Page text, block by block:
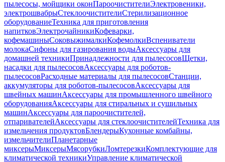
пылесосы, мойщики оконПароочистителиЭлектровеники,
электрошвабрыСтеклоочистителиСтерилизационное
оборудованиеТехника для приготовления
напитковЭлектрочайникиКофеварки,
кофемашиныСоковыжималкиКофемолкиВспениватели
молокаСифоны для газирования водыАксессуары для
домашней техникиПринадлежности для пылесосовЩетки,
насадки для пылесосовАксессуары для роботов-
пылесосовРасходные материалы для пылесосовСтанции,
аккумуляторы для роботов-пылесосовАксессуары для
швейных машинАксессуары для промышленного швейного
оборудованияАксессуары для стиральных и сушильных
машинАксессуары для пароочистителей,
отпаривателейАксессуары для стеклоочистителейТехника для
измельчения продуктовБлендерыКухонные комбайны,
измельчителиПланетарные
миксерыМиксерыМясорубкиЛомтерезкиКомплектующие для
климатической техникиУправление климатической